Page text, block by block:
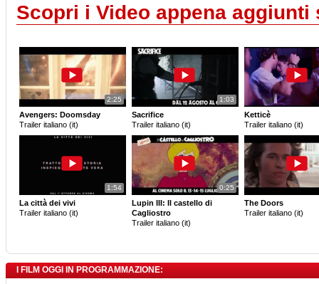
Scopri i Video appena aggiunti
2:25
Avengers: Doomsday
Trailer italiano (it)
1:03
Sacrifice
Trailer italiano (it)
Ketticè
Trailer italiano (it)
1:54
La città dei vivi
Trailer italiano (it)
0:25
Lupin III: Il castello di
Cagliostro
Trailer italiano (it)
The Doors
Trailer italiano (it)
I FILM OGGI IN PROGRAMMAZIONE: